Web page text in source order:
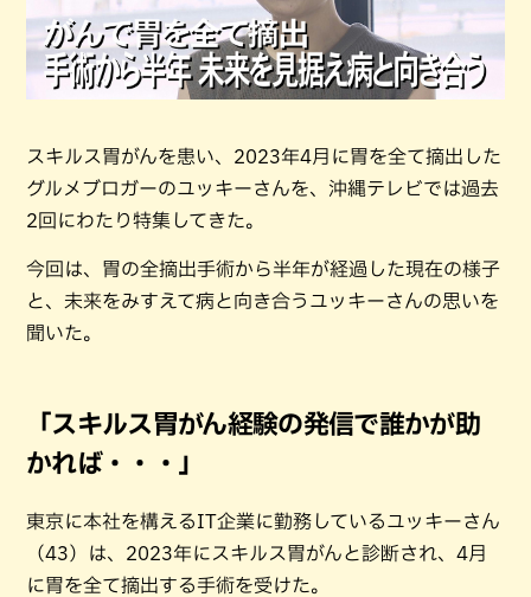
スキルス胃がんを患い、2023年4月に胃を全て摘出した
グルメブロガーのユッキーさんを、沖縄テレビでは過去
2回にわたり特集してきた。
今回は、胃の全摘出手術から半年が経過した現在の様子
と、未来をみすえて病と向き合うユッキーさんの思いを
聞いた。
「スキルス胃がん経験の発信で誰かが助
かれば・・・」
東京に本社を構えるIT企業に勤務しているユッキーさん
（43）は、2023年にスキルス胃がんと診断され、4月
に胃を全て摘出する手術を受けた。